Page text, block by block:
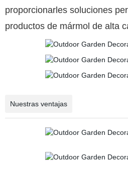
proporcionarles soluciones
productos de mármol de alta
Nuestras ventajas